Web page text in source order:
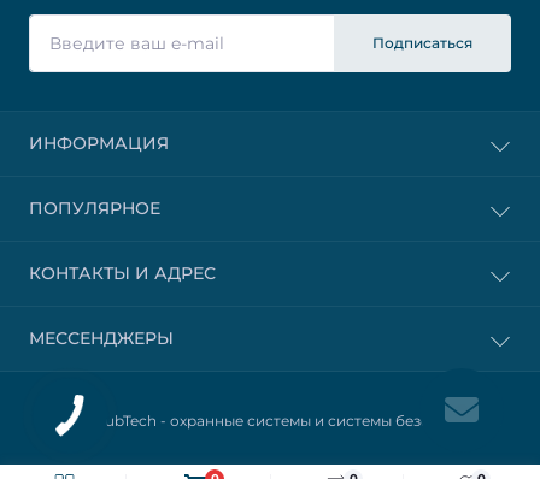
Подписаться
ИНФОРМАЦИЯ
ПОПУЛЯРНОЕ
КОНТАКТЫ И АДРЕС
МЕССЕНДЖЕРЫ
© 2025 HubTech - охранные системы и системы безопасности